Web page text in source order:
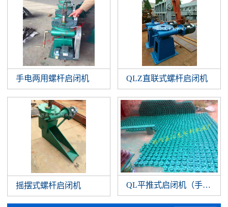
手电两用螺杆启闭机 QLZ直联式螺杆启闭机
摇摆式螺杆启闭机 QL平推式启闭机（手扳）